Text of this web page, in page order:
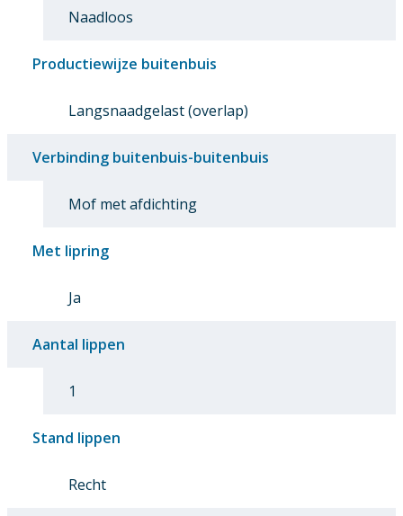
Naadloos
Productiewijze buitenbuis
Langsnaadgelast (overlap)
Verbinding buitenbuis-buitenbuis
Mof met afdichting
Met lipring
Ja
Aantal lippen
1
Stand lippen
Recht